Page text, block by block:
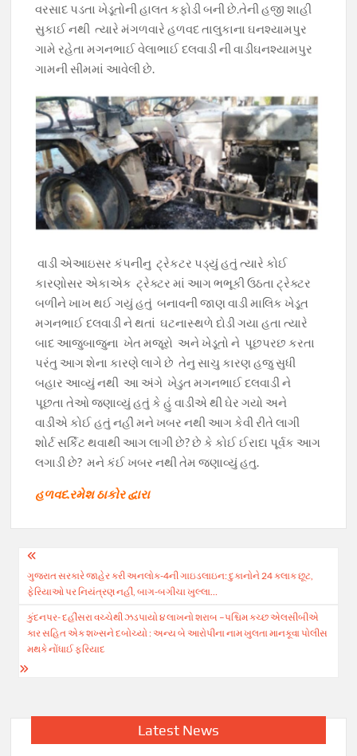
વરસાદ પડતા ખેડૂતોની હાલત કફોડી બની છે.તેની હજી શાહી
સુકાઈ નથી ત્યારે મંગળવારે હળવદ તાલુકાના ઘનશ્યામપુર
ગામે રહેતા મગનભાઈ વેલાભાઈ દલવાડી ની વાડીઘનશ્યામપુર
ગામની સીમમાં આવેલી છે.
વાડી એઆઇસર કંપનીનુ ટ્રેકટર પડ્યું હતું ત્યારે કોઈ
કારણોસર એકાએક ટ્રેક્ટર માં આગ ભભૂકી ઉઠતા ટ્રેક્ટર
બળીને ખાખ થઈ ગયું હતું બનાવની જાણ વાડી માલિક ખેડૂત
મગનભાઈ દલવાડી ને થતાં ઘટનાસ્થળે દોડી ગયા હતા ત્યારે
બાદ આજુબાજુના ખેત મજૂરો અને ખેડૂતો ને પૂછપરછ કરતા
પરંતુ આગ શેના કારણે લાગે છે તેનુ સાચુ કારણ હજુ સુધી
બહાર આવ્યું નથી આ અંગે ખેડુત મગનભાઈ દલવાડી ને
પૂછતા તેઓ જણાવ્યું હતું કે હું વાડીએ થી ઘેર ગયો અને
વાડીએ કોઈ હતું નહીં મને ખબર નથી આગ કેવી રીતે લાગી
શોર્ટ સર્કિટ થવાથી આગ લાગી છે? છે કે કોઈ ઈરાદા પૂર્વક આગ
લગાડી છે? મને કંઈ ખબર નથી તેમ જણાવ્યું હતુ.
હળવદ.રમેશ ઠાકોર દ્વારા
Post
navigation
ગુજરાત સરકારે જાહેર કરી અનલોક-4ની ગાઇડલાઇન: દુકાનોને 24 કલાક છૂટ,
ફેરિયાઓ પર નિયંત્રણ નહીં, બાગ-બગીચા ખુલ્લા…
કુંદનપર- દહીંસરા વચ્ચેથી ઝડપાયો ૪ લાખનો શરાબ –પશ્ચિમ કચ્છ એલસીબીએ
કાર સહિત એક શખ્સને દબોચ્યો : અન્ય બે આરોપીના નામ ખુલતા માનકૂવા પોલીસ
મથકે નોંધાઈ ફરિયાદ
Latest News